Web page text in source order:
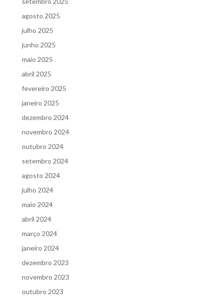
agosto 2025
julho 2025
junho 2025
maio 2025
abril 2025
fevereiro 2025
janeiro 2025
dezembro 2024
novembro 2024
outubro 2024
setembro 2024
agosto 2024
julho 2024
maio 2024
abril 2024
março 2024
janeiro 2024
dezembro 2023
novembro 2023
outubro 2023